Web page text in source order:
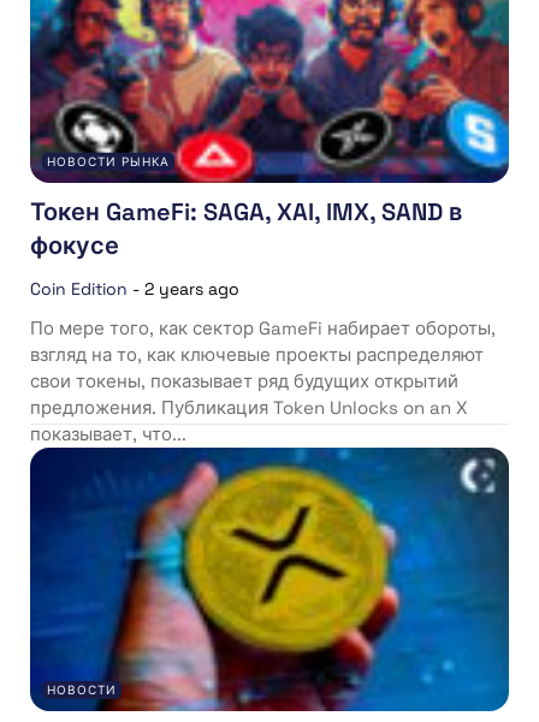
НОВОСТИ РЫНКА
Токен GameFi: SAGA, XAI, IMX, SAND в
фокусе
Coin Edition - 2 years ago
По мере того, как сектор GameFi набирает обороты,
взгляд на то, как ключевые проекты распределяют
свои токены, показывает ряд будущих открытий
предложения. Публикация Token Unlocks on an X
показывает, что...
НОВОСТИ